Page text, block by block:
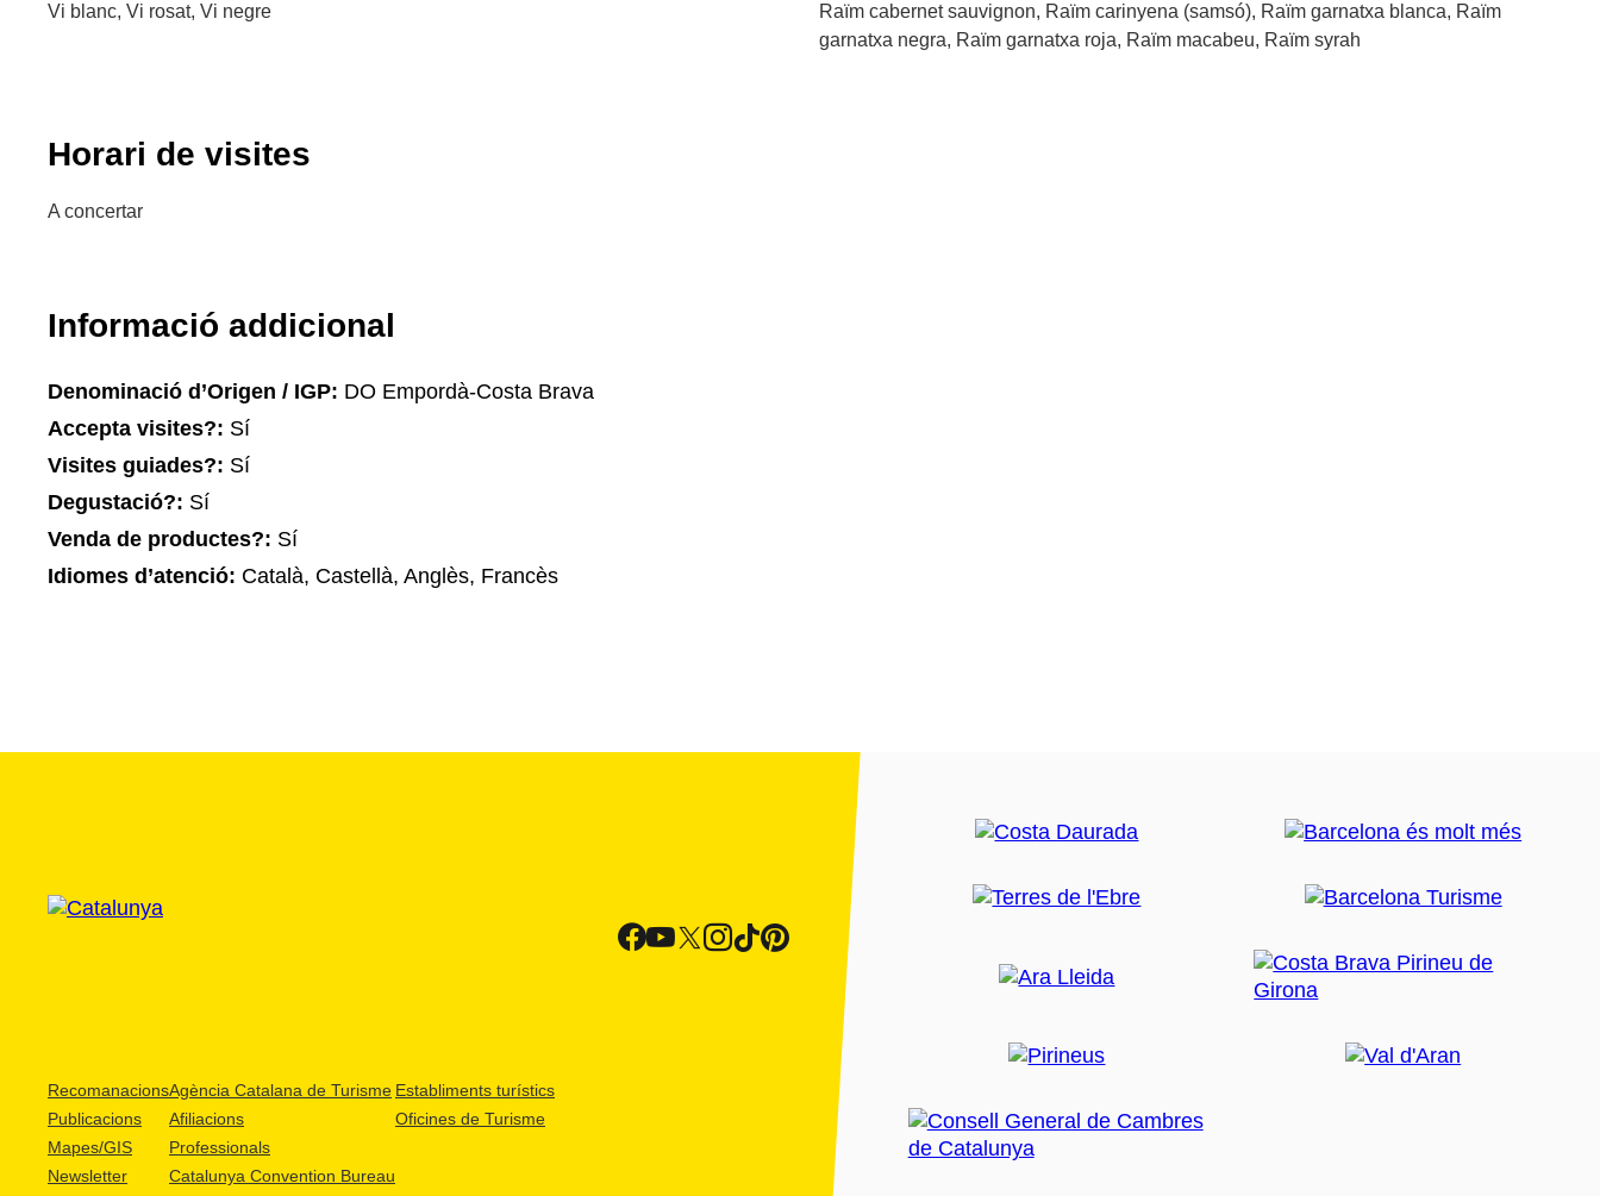
Vi blanc, Vi rosat, Vi negre
Raïm cabernet sauvignon, Raïm carinyena (samsó), Raïm garnatxa blanca, Raïm
garnatxa negra, Raïm garnatxa roja, Raïm macabeu, Raïm syrah
Horari de visites
A concertar
Informació addicional
Denominació d’Origen / IGP: DO Empordà-Costa Brava
Accepta visites?: Sí
Visites guiades?: Sí
Degustació?: Sí
Venda de productes?: Sí
Idiomes d’atenció: Català, Castellà, Anglès, Francès
Recomanacions
Publicacions
Mapes/GIS
Newsletter
Agència Catalana de Turisme
Afiliacions
Professionals
Catalunya Convention Bureau
Establiments turístics
Oficines de Turisme